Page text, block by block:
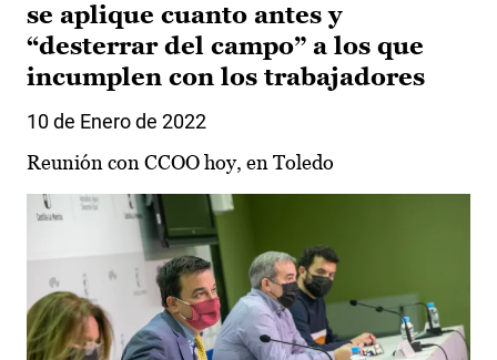
se aplique cuanto antes y
“desterrar del campo” a los que
incumplen con los trabajadores
10 de Enero de 2022
Reunión con CCOO hoy, en Toledo